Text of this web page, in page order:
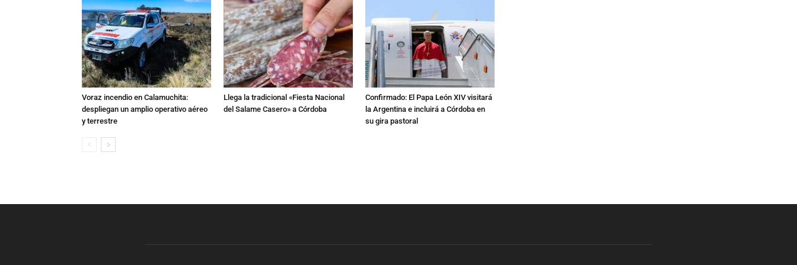
Voraz incendio en Calamuchita:
despliegan un amplio operativo aéreo
y terrestre
Llega la tradicional «Fiesta Nacional
del Salame Casero» a Córdoba
Confirmado: El Papa León XIV visitará
la Argentina e incluirá a Córdoba en
su gira pastoral